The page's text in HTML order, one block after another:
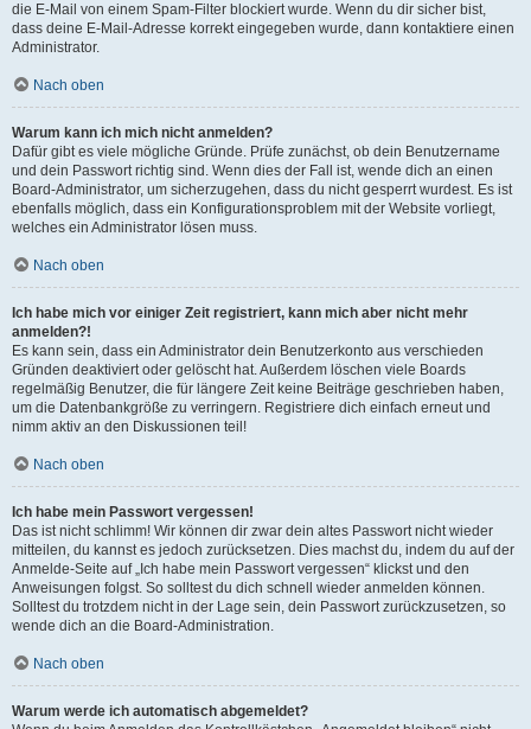
die E-Mail von einem Spam-Filter blockiert wurde. Wenn du dir sicher bist,
dass deine E-Mail-Adresse korrekt eingegeben wurde, dann kontaktiere einen
Administrator.
Nach oben
Warum kann ich mich nicht anmelden?
Dafür gibt es viele mögliche Gründe. Prüfe zunächst, ob dein Benutzername
und dein Passwort richtig sind. Wenn dies der Fall ist, wende dich an einen
Board-Administrator, um sicherzugehen, dass du nicht gesperrt wurdest. Es ist
ebenfalls möglich, dass ein Konfigurationsproblem mit der Website vorliegt,
welches ein Administrator lösen muss.
Nach oben
Ich habe mich vor einiger Zeit registriert, kann mich aber nicht mehr
anmelden?!
Es kann sein, dass ein Administrator dein Benutzerkonto aus verschieden
Gründen deaktiviert oder gelöscht hat. Außerdem löschen viele Boards
regelmäßig Benutzer, die für längere Zeit keine Beiträge geschrieben haben,
um die Datenbankgröße zu verringern. Registriere dich einfach erneut und
nimm aktiv an den Diskussionen teil!
Nach oben
Ich habe mein Passwort vergessen!
Das ist nicht schlimm! Wir können dir zwar dein altes Passwort nicht wieder
mitteilen, du kannst es jedoch zurücksetzen. Dies machst du, indem du auf der
Anmelde-Seite auf „Ich habe mein Passwort vergessen“ klickst und den
Anweisungen folgst. So solltest du dich schnell wieder anmelden können.
Solltest du trotzdem nicht in der Lage sein, dein Passwort zurückzusetzen, so
wende dich an die Board-Administration.
Nach oben
Warum werde ich automatisch abgemeldet?